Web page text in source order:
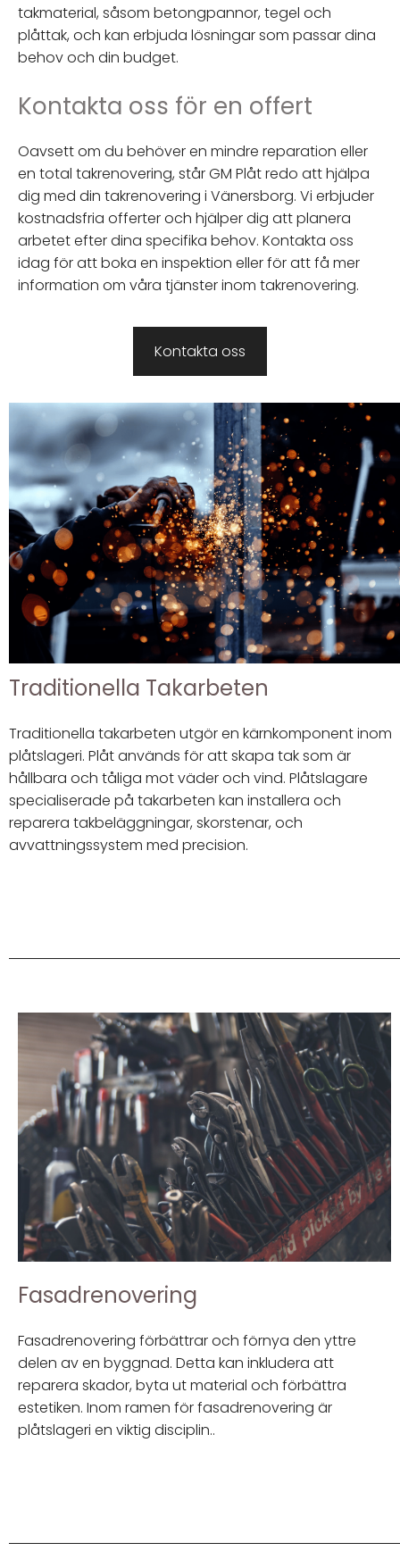
takmaterial, såsom betongpannor, tegel och
plåttak, och kan erbjuda lösningar som passar dina
behov och din budget.
Kontakta oss för en offert
Oavsett om du behöver en mindre reparation eller
en total takrenovering, står GM Plåt redo att hjälpa
dig med din takrenovering i Vänersborg. Vi erbjuder
kostnadsfria offerter och hjälper dig att planera
arbetet efter dina specifika behov. Kontakta oss
idag för att boka en inspektion eller för att få mer
information om våra tjänster inom takrenovering.
Kontakta oss
Traditionella Takarbeten
Traditionella takarbeten utgör en kärnkomponent inom
plåtslageri. Plåt används för att skapa tak som är
hållbara och tåliga mot väder och vind. Plåtslagare
specialiserade på takarbeten kan installera och
reparera takbeläggningar, skorstenar, och
avvattningssystem med precision.
Fasadrenovering
Fasadrenovering förbättrar och förnya den yttre
delen av en byggnad. Detta kan inkludera att
reparera skador, byta ut material och förbättra
estetiken. Inom ramen för fasadrenovering är
plåtslageri en viktig disciplin..